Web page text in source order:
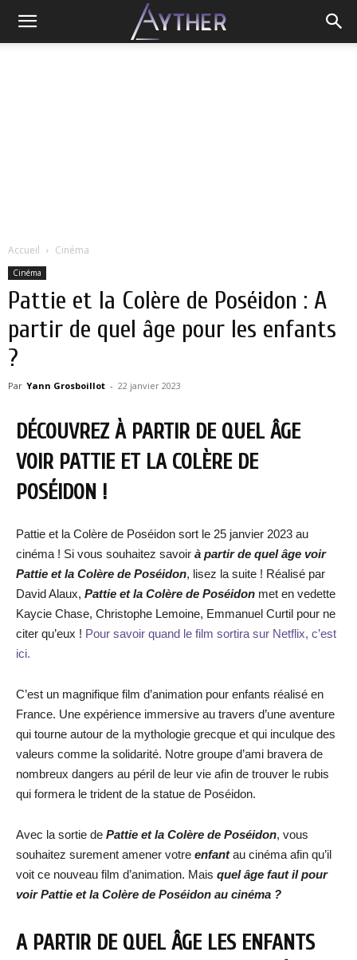
Accueil Cinéma
Cinéma
Pattie et la Colère de Poséidon : A
partir de quel âge pour les enfants
?
Par Yann Grosboillot - 22 janvier 2023
DÉCOUVREZ À PARTIR DE QUEL ÂGE
VOIR PATTIE ET LA COLÈRE DE
POSÉIDON !
Pattie et la Colère de Poséidon sort le 25 janvier 2023 au
cinéma ! Si vous souhaitez savoir à partir de quel âge voir
Pattie et la Colère de Poséidon, lisez la suite ! Réalisé par
David Alaux, Pattie et la Colère de Poséidon met en vedette
Kaycie Chase, Christophe Lemoine, Emmanuel Curtil pour ne
citer qu’eux ! Pour savoir quand le film sortira sur Netflix, c’est
ici.
C’est un magnifique film d’animation pour enfants réalisé en
France. Une expérience immersive au travers d’une aventure
qui tourne autour de la mythologie grecque et qui inculque des
valeurs comme la solidarité. Notre groupe d’ami bravera de
nombreux dangers au péril de leur vie afin de trouver le rubis
qui formera le trident de la statue de Poséidon.
Avec la sortie de Pattie et la Colère de Poséidon, vous
souhaitez surement amener votre enfantau cinéma afin qu’il
voit ce nouveau film d’animation. Mais quel âge faut il pour
voir Pattie et la Colère de Poséidon au cinéma ?
A PARTIR DE QUEL ÂGE LES ENFANTS